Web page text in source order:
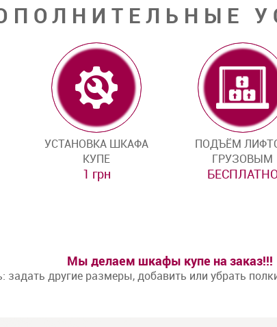
УСТАНОВКА ШКАФА
КУПЕ
1 грн
ПОДЪЁМ
ГРУЗОВЫМ
Мы делаем шкафы купе на заказ!!!
другие размеры, добавить или убрать